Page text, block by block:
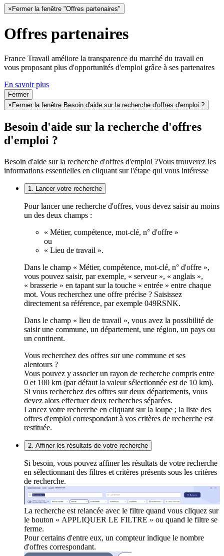
× Fermer la fenêtre "Offres partenaires"
Offres partenaires
France Travail améliore la transparence du marché du travail en
vous proposant plus d'opportunités d'emploi grâce à ses partenaires
En savoir plus
Fermer
×Fermer la fenêtre Besoin d'aide sur la recherche d'offres d'emploi ?
Besoin d'aide sur la recherche d'offres
d'emploi ?
Besoin d'aide sur la recherche d'offres d'emploi ?Vous trouverez les
informations essentielles en cliquant sur l'étape qui vous intéresse
1. Lancer votre recherche
Pour lancer une recherche d'offres, vous devez saisir au moins
un des deux champs :
« Métier, compétence, mot-clé, n° d'offre »
ou
« Lieu de travail ».
Dans le champ « Métier, compétence, mot-clé, n° d'offre »,
vous pouvez saisir, par exemple, « serveur », « anglais »,
« brasserie » en tapant sur la touche « entrée » entre chaque
mot. Vous recherchez une offre précise ? Saisissez
directement sa référence, par exemple 049RSNK.
Dans le champ « lieu de travail », vous avez la possibilité de
saisir une commune, un département, une région, un pays ou
un continent.
Vous recherchez des offres sur une commune et ses
alentours ?
Vous pouvez y associer un rayon de recherche compris entre
0 et 100 km (par défaut la valeur sélectionnée est de 10 km).
Si vous recherchez des offres sur deux départements, vous
devez alors effectuer deux recherches séparées.
Lancez votre recherche en cliquant sur la loupe ; la liste des
offres d'emploi correspondant à vos critères de recherche est
restituée.
2. Affiner les résultats de votre recherche
Si besoin, vous pouvez affiner les résultats de votre recherche
en sélectionnant des filtres et critères présents sous les critères
de recherche.
La recherche est relancée avec le filtre quand vous cliquez sur
le bouton « APPLIQUER LE FILTRE » ou quand le filtre se
ferme.
Pour certains d'entre eux, un compteur indique le nombre
d'offres correspondant.